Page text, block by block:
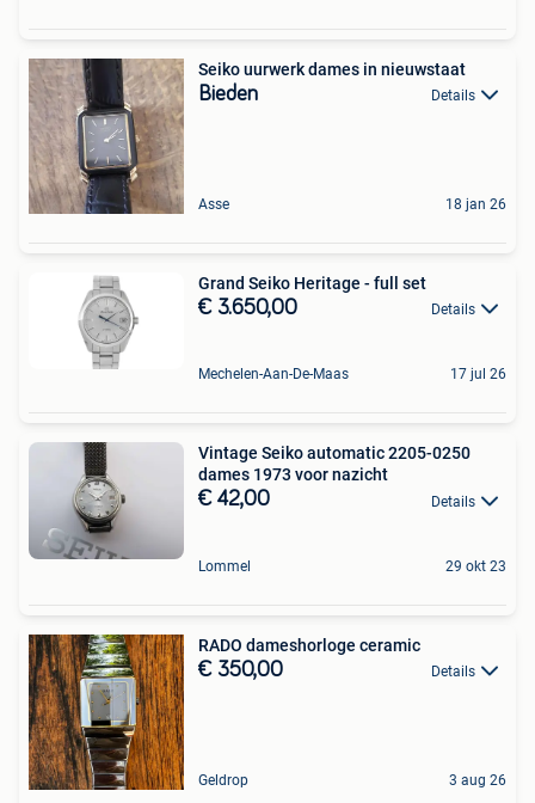
Seiko uurwerk dames in nieuwstaat
Bieden Details
Asse 18 jan 26
Grand Seiko Heritage - full set
€ 3.650,00 Details
Mechelen-Aan-De-Maas 17 jul 26
Vintage Seiko automatic 2205-0250
dames 1973 voor nazicht
€ 42,00 Details
Lommel 29 okt 23
RADO dameshorloge ceramic
€ 350,00 Details
Geldrop 3 aug 26